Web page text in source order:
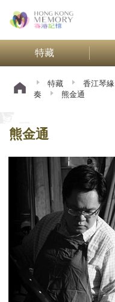
特藏
特藏 香江琴緣
奏
熊金通
熊金通